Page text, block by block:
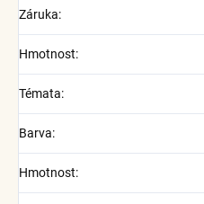
Záruka:
Hmotnost:
Témata:
Barva:
Hmotnost: